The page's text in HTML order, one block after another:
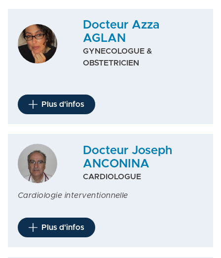
Docteur Azza
AGLAN
GYNECOLOGUE &
OBSTETRICIEN
Plus d'infos
Docteur Joseph
ANCONINA
CARDIOLOGUE
Cardiologie interventionnelle
Plus d'infos